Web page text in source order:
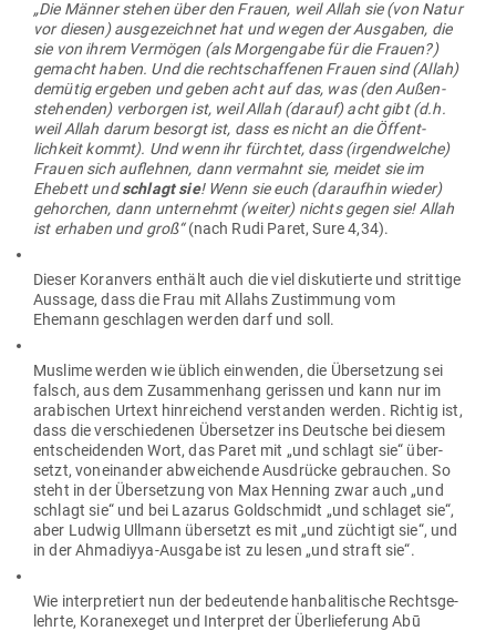
„Die Männer stehen über den Frauen, weil Allah sie (von Natur
vor diesen) aus­ge­zeichnet hat und wegen der Aus­gaben, die
sie von ihrem Ver­mögen (als Mor­gengabe für die Frauen?)
gemacht haben. Und die recht­schaf­fenen Frauen sind (Allah)
demütig ergeben und geben acht auf das, was (den Außen­
ste­henden) ver­borgen ist, weil Allah (darauf) acht gibt (d.h.
weil Allah darum besorgt ist, dass es nicht an die Öffent­
lichkeit kommt). Und wenn ihr fürchtet, dass (irgend­welche)
Frauen sich auf­lehnen, dann ver­mahnt sie, meidet sie im
Ehebett undschlagt sie! Wenn sie euch (dar­aufhin wieder)
gehorchen, dann unter­nehmt (weiter) nichts gegen sie! Allah
ist erhaben und groß“(nach Rudi Paret, Sure 4,34).
Dieser Koranvers enthält auch die viel dis­ku­tierte und strittige
Aussage, dass die Frau mit Allahs Zustimmung vom
Ehemann geschlagen werden darf und soll.
Muslime werden wie üblich ein­wenden, die Über­setzung sei
falsch, aus dem Zusam­menhang gerissen und kann nur im
ara­bi­schen Urtext hin­rei­chend ver­standen werden. Richtig ist,
dass die ver­schie­denen Über­setzer ins Deutsche bei diesem
ent­schei­denden Wort, das Paret mit „und schlagt sie“ über­
setzt, von­ein­ander abwei­chende Aus­drücke gebrauchen. So
steht in der Über­setzung von Max Henning zwar auch „und
schlagt sie“ und bei Lazarus Gold­schmidt „und schlaget sie“,
aber Ludwig Ullmann über­setzt es mit „und züchtigt sie“, und
in der Ahma­diyya-Ausgabe ist zu lesen „und straft sie“.
Wie inter­pre­tiert nun der bedeu­tende han­ba­li­tische Rechts­ge­
lehrte, Koran­exeget und Interpret der Über­lie­ferung Abū